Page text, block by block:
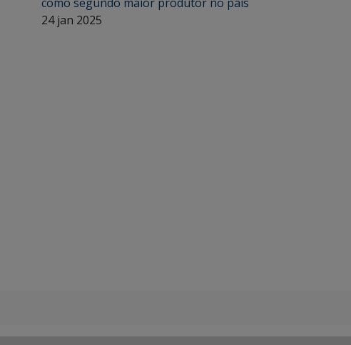
24 jan 2025